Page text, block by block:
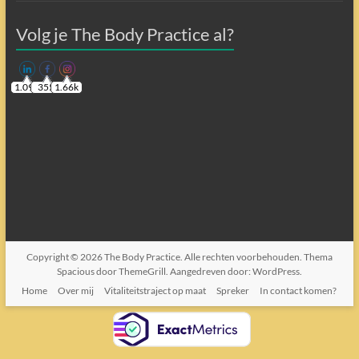
Volg je The Body Practice al?
1.09k3551.66k
Copyright © 2026The Body Practice. Alle rechten voorbehouden. Thema
Spaciousdoor ThemeGrill. Aangedreven door: WordPress.
Home
Over mij Vitaliteitstraject op maat Spreker In contact komen?